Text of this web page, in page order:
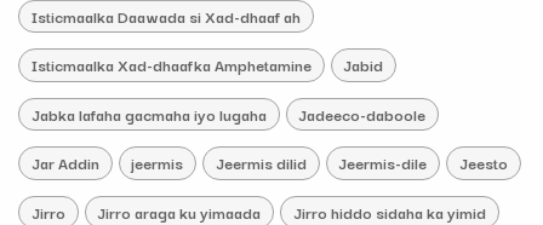
Isticmaalka Daawada si Xad-dhaaf ah
Isticmaalka Xad-dhaafka Amphetamine Jabid
Jabka lafaha gacmaha iyo lugaha Jadeeco-daboole
Jar Addin jeermis Jeermis dilid Jeermis-dile Jeesto
Jirro Jirro araga ku yimaada Jirro hiddo sidaha ka yimid